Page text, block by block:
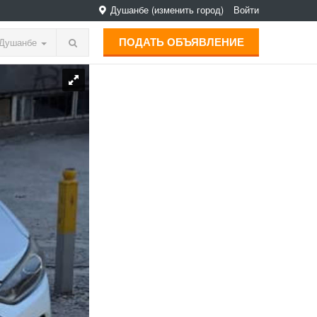
Душанбе (изменить город) Войти
ПОДАТЬ ОБЪЯВЛЕНИЕ